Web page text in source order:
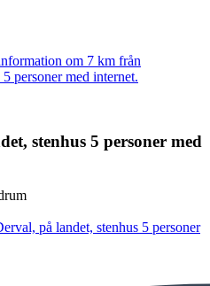
om 7 km från
personer med internet.
stenhus 5 personer med
på landet, stenhus 5 personer